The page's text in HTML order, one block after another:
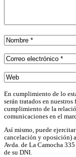
En cumplimiento de lo
serán tratados en
cumplimiento de la
comunicaciones en el
Así mismo, puede
cancelación y oposición)
Avda. de La Camocha
de su DNI.